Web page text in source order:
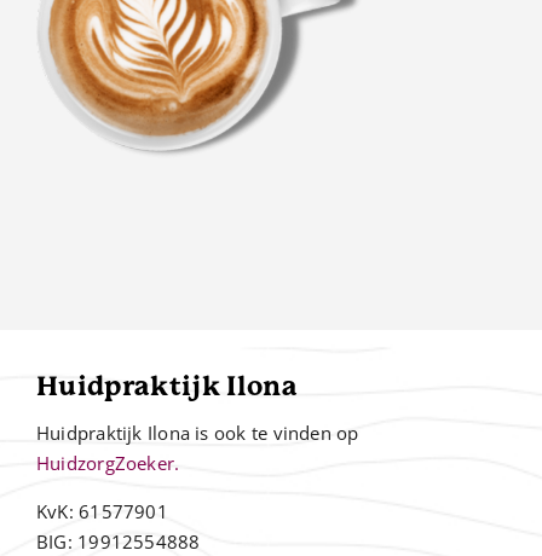
Huidpraktijk Ilona
Huidpraktijk Ilona is ook te vinden op
HuidzorgZoeker.
KvK: 61577901
BIG: 19912554888